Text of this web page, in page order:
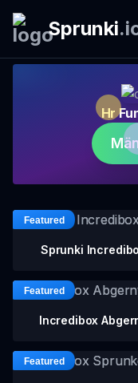
Sprunki.
Hr
Sprunki
Incredibox